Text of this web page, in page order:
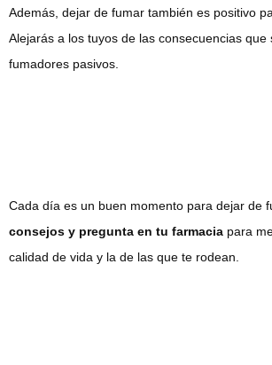
Además, dejar de fumar también es positivo
Alejarás a los tuyos de las consecuencias que
fumadores pasivos.
Cada día es un buen momento para dejar de
consejos y pregunta en tu farmacia para
calidad de vida y la de las que te rodean.